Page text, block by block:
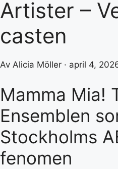
Artister –
casten
Av Alicia Möller · april 4,
Mamma Mia!
Ensemblen
Stockholms
fenomen